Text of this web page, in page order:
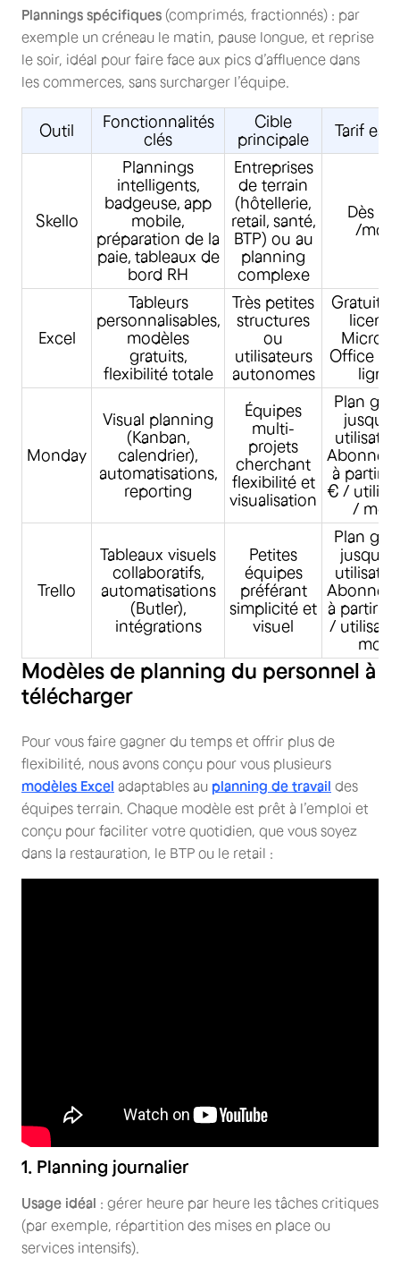
Plannings spécifiques (comprimés, fractionnés) : par
exemple un créneau le matin, pause longue, et reprise
le soir, idéal pour faire face aux pics d’affluence dans
les commerces, sans surcharger l’équipe.
Outil
Fonctionnalités
clés
Cible
principale
Tarif
Skello
Plannings
intelligents,
badgeuse, app
mobile,
préparation de la
paie, tableaux de
bord RH
Entreprises
de terrain
(hôtellerie,
retail, santé,
BTP) ou au
planning
complexe
Dès
/mois
Excel
Tableurs
personnalisables,
modèles
gratuits,
flexibilité totale
Très petites
structures
ou
utilisateurs
autonomes
Gratuit
Office
ligne
Monday
Visual planning
(Kanban,
calendrier),
automatisations,
reporting
Équipes
multi-
projets
cherchant
flexibilité et
visualisation
Plan
jusqu’à
à partir
€ /
/ mois
Trello
Tableaux visuels
collaboratifs,
automatisations
(Butler),
intégrations
Petites
équipes
préférant
simplicité et
visuel
Plan
jusqu’à
à partir
/
mois
Modèles de planning du personnel à
télécharger
Pour vous faire gagner du temps et offrir plus de
flexibilité, nous avons conçu pour vous plusieurs
modèles Excel adaptables au planning de travail des
équipes terrain. Chaque modèle est prêt à l’emploi et
conçu pour faciliter votre quotidien, que vous soyez
dans la restauration, le BTP ou le retail :
1. Planning journalier
Usage idéal : gérer heure par heure les tâches critiques
(par exemple, répartition des mises en place ou
services intensifs).